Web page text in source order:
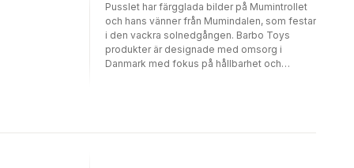
designkvalitet vilket gör det till ett värdefullt
tillskott till alla pusselsamlingar. Njut av
oändliga timmar av underhållning och
mindfulness med detta högkvalitativa,
visuellt fängslande pussel.
Pusslet har färgglada bilder på Mumintrollet
och hans vänner från Mumindalen, som festar
i den vackra solnedgången. Barbo Toys
produkter är designade med omsorg i
Danmark med fokus på hållbarhet och
50 x 70 cm när det är färdigt.Illustrationerna